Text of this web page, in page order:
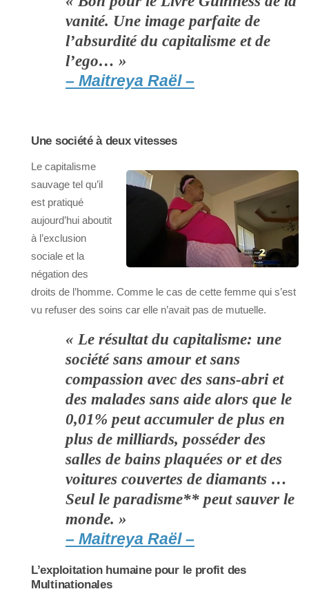
vanité. Une image parfaite de
l’absurdité du capitalisme et de
l’ego… »
– Maitreya Raël –
Une société à deux vitesses
Le capitalisme
sauvage tel qu’il
est pratiqué
aujourd’hui aboutit
à l’exclusion
sociale et la
négation des
droits de l’homme. Comme le cas de cette femme qui s’est
vu refuser des soins car elle n’avait pas de mutuelle.
« Le résultat du capitalisme: une
société sans amour et sans
compassion avec des sans-abri et
des malades sans aide alors que le
0,01% peut accumuler de plus en
plus de milliards, posséder des
salles de bains plaquées or et des
voitures couvertes de diamants …
Seul le paradisme** peut sauver le
monde. »
– Maitreya Raël –
L’exploitation humaine pour le profit des
Multinationales